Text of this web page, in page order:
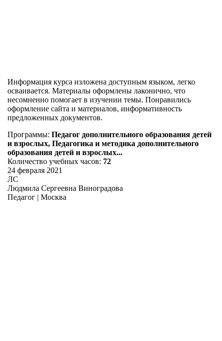
Информация курса изложена доступным языком, легко
осваивается. Материалы оформлены лаконично, что
несомненно помогает в изучении темы. Понравились
оформление сайта и материалов, информативность
предложенных документов.
Программы: Педагог дополнительного образования детей
и взрослых, Педагогика и методика дополнительного
образования детей и взрослых...
Количество учебных часов: 72
24 февраля 2021
ЛС
Людмила Сергеевна Виноградова
Педагог | Москва